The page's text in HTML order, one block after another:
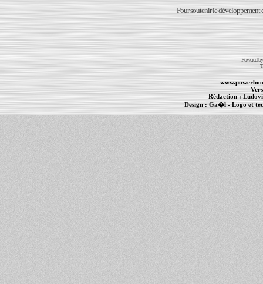
Pour soutenir le développement
Powered
Rédaction :
Design :Ga�l- Logo et
PowerBook